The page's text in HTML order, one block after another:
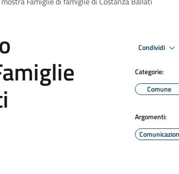
Condividi
Categorie:
Comune
Argomenti: